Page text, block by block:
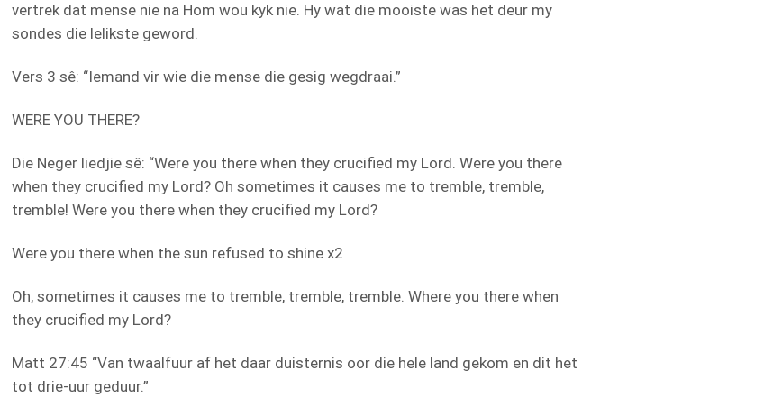
vertrek dat mense nie na Hom wou kyk nie. Hy wat die mooiste was het deur my
sondes die lelikste geword.
Vers 3 sê: “Iemand vir wie die mense die gesig wegdraai.”
WERE YOU THERE?
Die Neger liedjie sê: “Were you there when they crucified my Lord. Were you there
when they crucified my Lord? Oh sometimes it causes me to tremble, tremble,
tremble! Were you there when they crucified my Lord?
Were you there when the sun refused to shine x2
Oh, sometimes it causes me to tremble, tremble, tremble. Where you there when
they crucified my Lord?
Matt 27:45 “Van twaalfuur af het daar duisternis oor die hele land gekom en dit het
tot drie-uur geduur.”